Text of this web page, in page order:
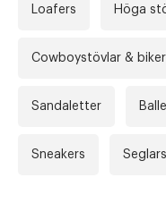
Loafers Höga
Cowboystövlar &
Sandaletter
Sneakers